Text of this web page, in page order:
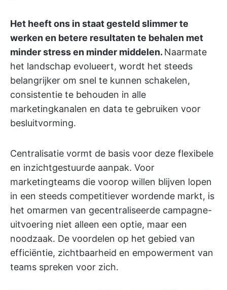
Het heeft ons in staat gesteld slimmer te
werken en betere resultaten te behalen met
minder stress en minder middelen. Naarmate
het landschap evolueert, wordt het steeds
belangrijker om snel te kunnen schakelen,
consistentie te behouden in alle
marketingkanalen en data te gebruiken voor
besluitvorming.
Centralisatie vormt de basis voor deze flexibele
en inzichtgestuurde aanpak. Voor
marketingteams die voorop willen blijven lopen
in een steeds competitiever wordende markt, is
het omarmen van gecentraliseerde campagne-
uitvoering niet alleen een optie, maar een
noodzaak. De voordelen op het gebied van
efficiëntie, zichtbaarheid en empowerment van
teams spreken voor zich.